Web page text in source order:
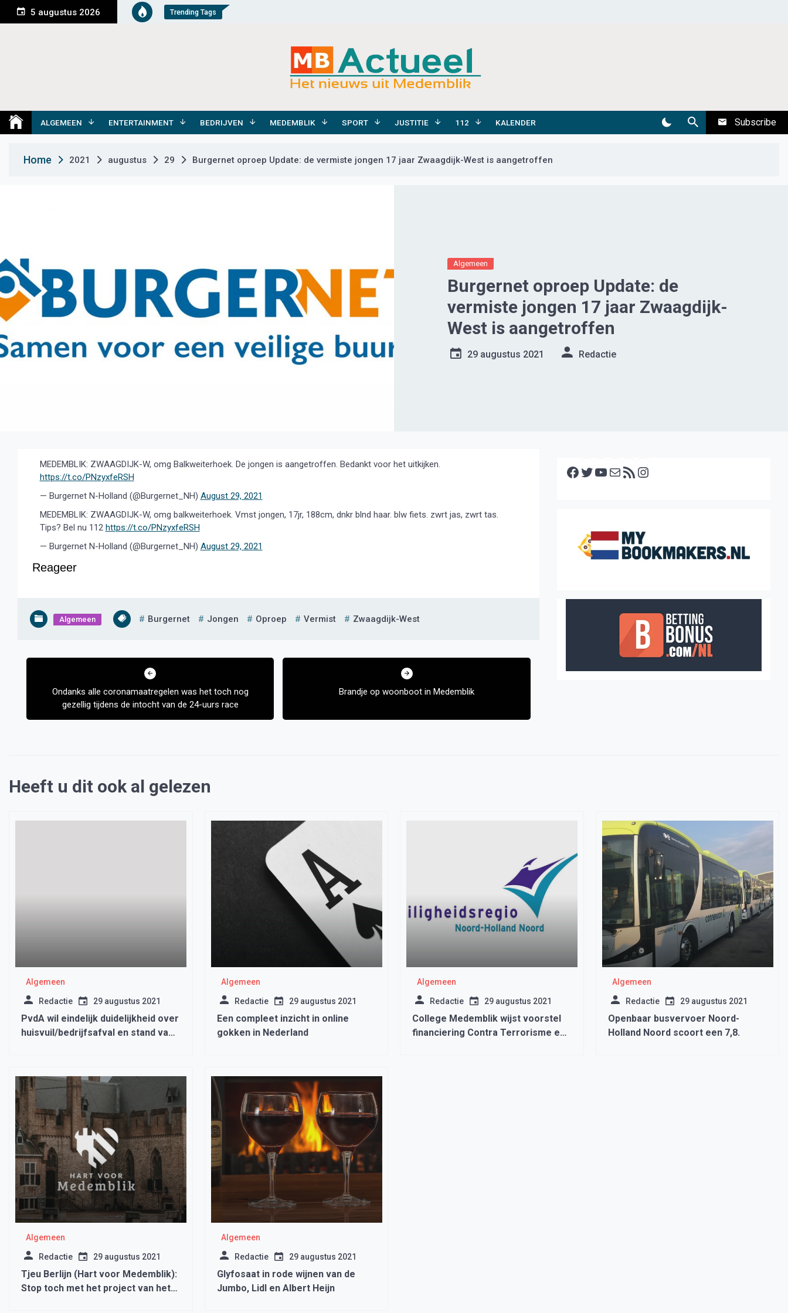
n
e
5 augustus 2026 Trending Tags
Medemblik Actueel
ALGEMEEN ENTERTAINMENT BEDRIJVEN MEDEMBLIK SPORT JUSTITIE 112 KALENDER Subscribe
Home 2021 augustus 29 Burgernet oproep Update: de vermiste jongen 17 jaar Zwaagdijk-West is aangetroffen
Algemeen
Burgernet oproep Update: de
vermiste jongen 17 jaar Zwaagdijk-
West is aangetroffen
29 augustus 2021 Redactie
MEDEMBLIK: ZWAAGDIJK-W, omg Balkweiterhoek. De jongen is aangetroffen. Bedankt voor het uitkijken.
https://t.co/PNzyxfeRSH
— Burgernet N-Holland (@Burgernet_NH) August 29, 2021
MEDEMBLIK: ZWAAGDIJK-W, omg balkweiterhoek. Vmst jongen, 17jr, 188cm, dnkr blnd haar. blw fiets. zwrt jas, zwrt tas.
Tips? Bel nu 112 https://t.co/PNzyxfeRSH
— Burgernet N-Holland (@Burgernet_NH) August 29, 2021
Reageer
Algemeen Burgernet Jongen Oproep Vermist Zwaagdijk-West
Bericht
Ondanks alle coronamaatregelen was het toch nog
gezellig tijdens de intocht van de 24-uurs race
Brandje op woonboot in Medemblik
Facebook Twitter YouTube E-mail RSS feed
Heeft u dit ook al gelezen
Algemeen
Redactie 29 augustus 2021
PvdA wil eindelijk duidelijkheid over
huisvuil/bedrijfsafval en stand van
Algemeen
Redactie 29 augustus 2021
Een compleet inzicht in online
gokken in Nederland
Algemeen
Redactie 29 augustus 2021
College Medemblik wijst voorstel
financiering Contra Terrorisme en
Algemeen
Redactie 29 augustus 2021
Openbaar busvervoer Noord-
Holland Noord scoort een 7,8.
Algemeen
Redactie 29 augustus 2021
Tjeu Berlijn (Hart voor Medemblik):
Stop toch met het project van het
Algemeen
Redactie 29 augustus 2021
Glyfosaat in rode wijnen van de
Jumbo, Lidl en Albert Heijn